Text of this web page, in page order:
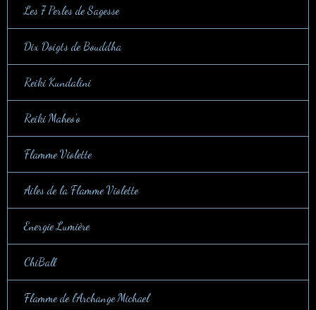
Les 7 Perles de Sagesse
Dix Doigts de Bouddha
Reiki Kundalini
Reiki Maheo'o
Flamme Violette
Ailes de la Flamme Violette
Energie Lumière
ChiBall
Flamme de l'Archange Michael